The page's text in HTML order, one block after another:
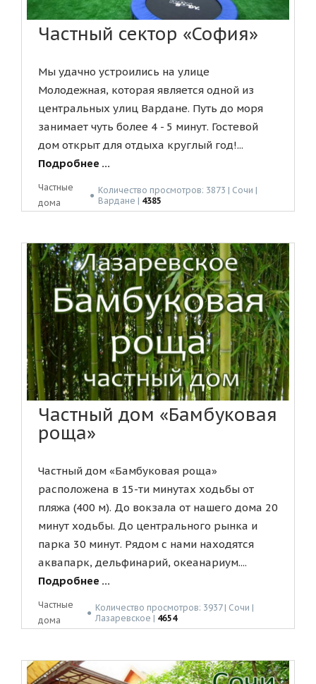
Частный сектор «София»
Мы удачно устроились на улице
Молодежная, которая является одной из
центральных улиц Вардане. Путь до моря
занимает чуть более 4 - 5 минут. Гостевой
дом открыт для отдыха круглый год!...
Подробнее ...
Частные
дома
● Количество просмотров: 3873 | Сочи |
Вардане | 4385
Частный дом «Бамбуковая
роща»
Частный дом «Бамбуковая роща»
расположена в 15-ти минутах ходьбы от
пляжа (400 м). До вокзала от нашего дома 20
минут ходьбы. До центрального рынка и
парка 30 минут. Рядом с нами находятся
аквапарк, дельфинарий, океанариум....
Подробнее ...
Частные
дома
● Количество просмотров: 3937 | Сочи |
Лазаревское | 4654